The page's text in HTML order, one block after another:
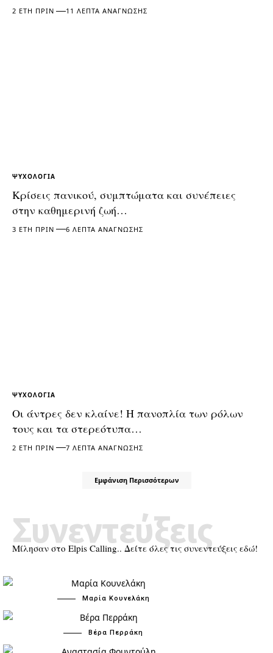
2 ΈΤΗ ΠΡΙΝ 11 ΛΕΠΤΆ ΑΝΆΓΝΩΣΗΣ
ΨΥΧΟΛΟΓΊΑ
Κρίσεις πανικού, συμπτώματα και συνέπειες
στην καθημερινή ζωή…
3 ΈΤΗ ΠΡΙΝ 6 ΛΕΠΤΆ ΑΝΆΓΝΩΣΗΣ
ΨΥΧΟΛΟΓΊΑ
Οι άντρες δεν κλαίνε! Η πανοπλία των ρόλων
τους και τα στερεότυπα…
2 ΈΤΗ ΠΡΙΝ 7 ΛΕΠΤΆ ΑΝΆΓΝΩΣΗΣ
Εμφάνιση Περισσότερων
Μίλησαν στο Elpis Calling.. Δείτε όλες τις συνεντεύξεις εδώ!
Συνεντεύξεις
Μαρία Κουνελάκη
Βέρα Περράκη